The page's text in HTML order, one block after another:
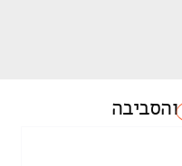
והסביבה